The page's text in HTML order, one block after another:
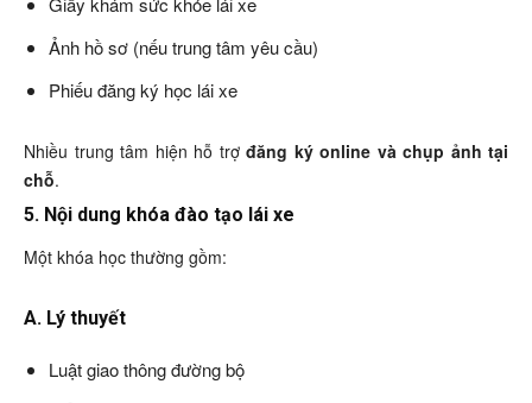
Ảnh hồ sơ (nếu trung tâm yêu cầu)
Phiếu đăng ký học lái xe
Nhiều trung tâm hiện hỗ trợ đăng ký online và chụp ảnh tại
chỗ.
5. Nội dung khóa đào tạo lái xe
Một khóa học thường gồm:
A. Lý thuyết
Luật giao thông đường bộ